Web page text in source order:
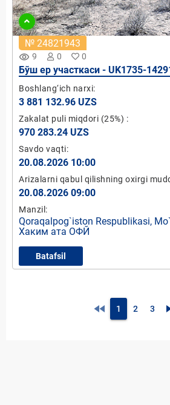
remove_red_eye 9 0 0
№ 24821943
Бўш ер участкаси - UK1735-
Boshlang‘ich narxi:
3 881 132.96 UZS
Zakalat puli miqdori (25%) :
970 283.24 UZS
Savdo vaqti:
20.08.2026 10:00
Arizalarni qabul qilishning oxirgi
20.08.2026 09:00
Manzil:
Qoraqalpog`iston Respublikasi,
Хаким ата ОФЙ
Batafsil
fast_rewind 1 2 3